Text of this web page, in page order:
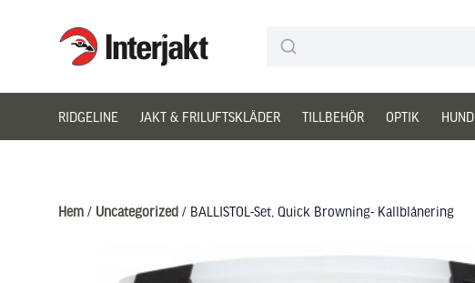
Interjakt SE
RIDGELINE JAKT & FRILUFTSKLÄDER TILLBEHÖR OPTIK HUND
Hem / Uncategorized / BALLISTOL-Set, Quick Browning- Kallblånering